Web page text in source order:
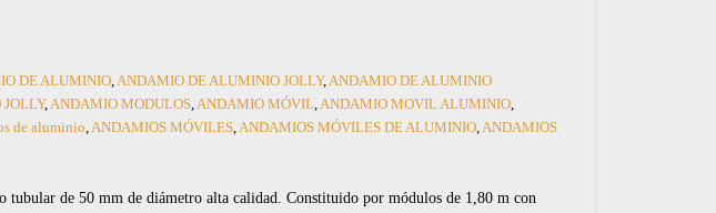
DE ALUMINIO,ANDAMIO DE ALUMINIO JOLLY,ANDAMIO DE ALUMINIO
,ANDAMIO MODULOS,ANDAMIO MÓVIL,ANDAMIO MOVIL ALUMINIO,
de aluminio,ANDAMIOS MÓVILES,ANDAMIOS MÓVILES DE ALUMINIO,ANDAMIOS
de 50 mm de diámetro alta calidad. Constituido por módulos de 1,80 m con